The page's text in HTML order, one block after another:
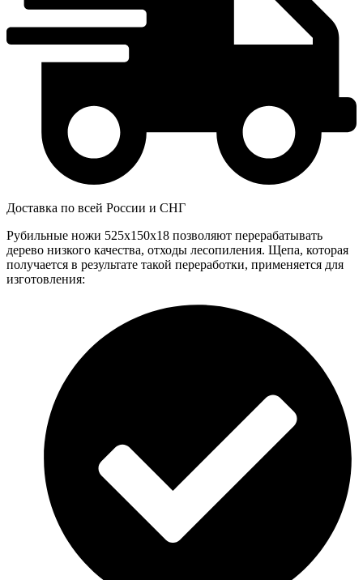
Доставка по всей России и СНГ
Рубильные ножи 525x150x18 позволяют перерабатывать
дерево низкого качества, отходы лесопиления. Щепа, которая
получается в результате такой переработки, применяется для
изготовления: